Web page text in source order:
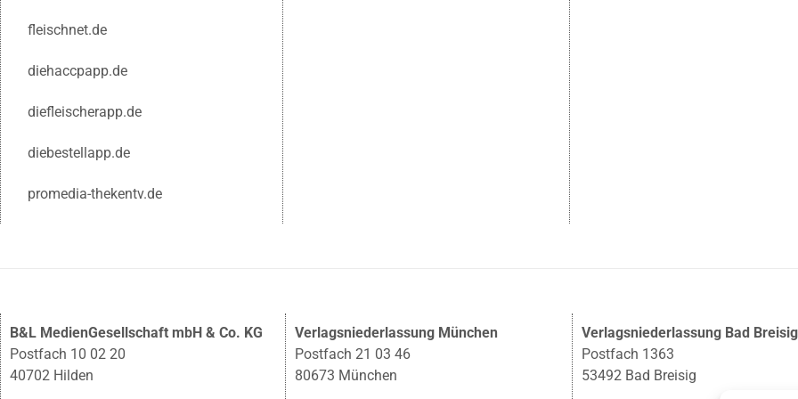
fleischnet.de
diehaccpapp.de
diefleischerapp.de
diebestellapp.de
promedia-thekentv.de
B&L MedienGesellschaft mbH & Co. KG
Postfach 10 02 20
40702 Hilden
Verlagsniederlassung München
Postfach 21 03 46
80673 München
Verlagsniederlassung Bad Breisig
Postfach 1363
53492 Bad Breisig